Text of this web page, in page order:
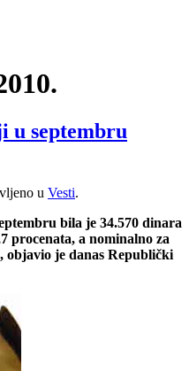
u septembru
u Vesti.
bila je 34.570 dinara
procenata, a nominalno za
objavio je danas Republički